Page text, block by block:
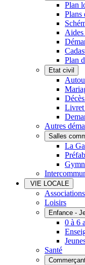
Plan
Plans
Aides
Plan
Etat civil
Livret
Autres
Salles
La
VIE LOCALE
Associations
Loisirs
Enfance -
0 à 6
Santé